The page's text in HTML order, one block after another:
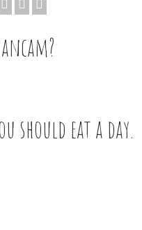
should eat a day.